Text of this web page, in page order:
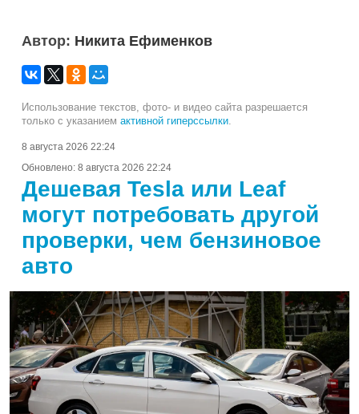
Автор: Никита Ефименков
Использование текстов, фото- и видео сайта разрешается
только с указанием активной гиперссылки
8 августа 2026 22:24
Обновлено: 8 августа 2026 22:24
Дешевая Tesla или Leaf
могут потребовать другой
проверки, чем бензиновое
авто